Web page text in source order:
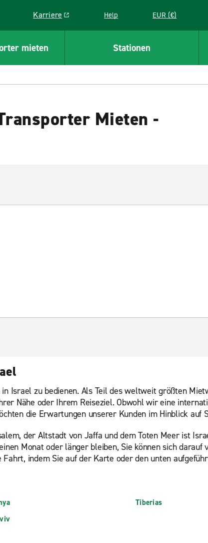
Karriere
Link opens in a new window
Help EUR (€)
mieten Stationen
Mieten -
Israel zu bedienen. Als Teil des weltweit größten
Nähe oder Ihrem Reiseziel. Obwohl wir eine
die Erwartungen unserer Kunden im Hinblick auf
der Altstadt von Jaffa und dem Toten Meer ist
Monat oder länger bleiben, Sie können sich
indem Sie auf der Karte oder den unten
Tiberias